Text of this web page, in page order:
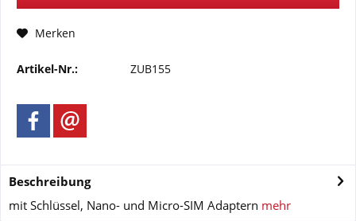
Merken
Artikel-Nr.: ZUB155
Beschreibung
mit Schlüssel, Nano- und Micro-SIM Adaptern mehr